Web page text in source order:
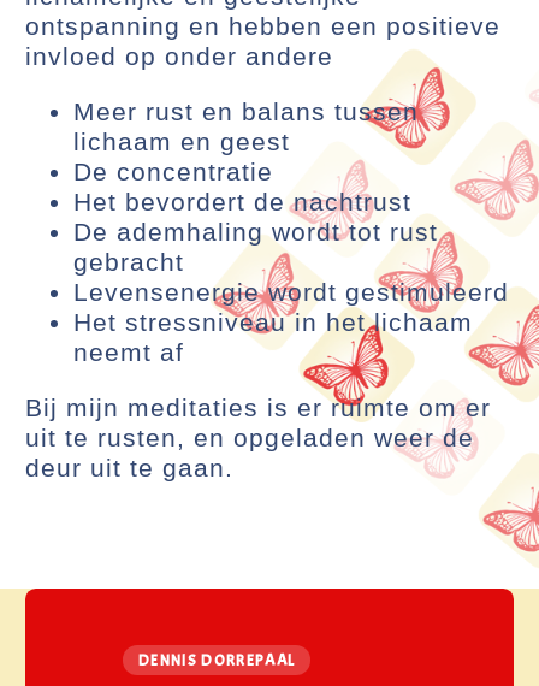
ontspanning en hebben een positieve
invloed op onder andere
Meer rust en balans tussen
lichaam en geest
De concentratie
Het bevordert de nachtrust
De ademhaling wordt tot rust
gebracht
Levensenergie wordt gestimuleerd
Het stressniveau in het lichaam
neemt af
Bij mijn meditaties is er ruimte om er
uit te rusten, en opgeladen weer de
deur uit te gaan.
DENNIS DORREPAAL